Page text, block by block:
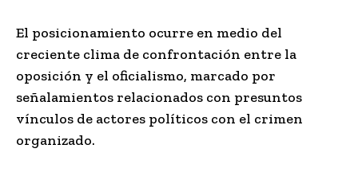
El posicionamiento ocurre en medio del
creciente clima de confrontación entre la
oposición y el oficialismo, marcado por
señalamientos relacionados con presuntos
vínculos de actores políticos con el crimen
organizado.